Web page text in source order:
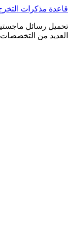
التجاوز
المحتوى
قاعدة مذكرات
العديد من التخصصات